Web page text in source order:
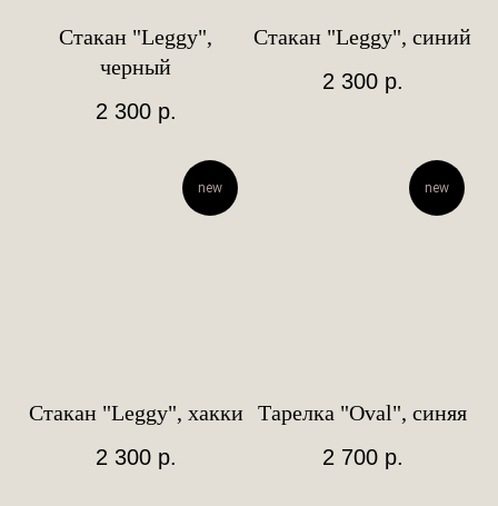
Стакан "Leggy",
черный
2 300 р.
Стакан "Leggy", синий
2 300 р.
new
Стакан "Leggy", хакки
2 300 р.
new
Тарелка "Oval", синяя
2 700 р.